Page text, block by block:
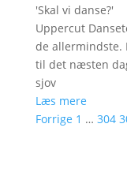
'Skal vi danse?'
Uppercut
de allermindste.
til det næsten
sjov
Læs mere
Forrige 1 … 304